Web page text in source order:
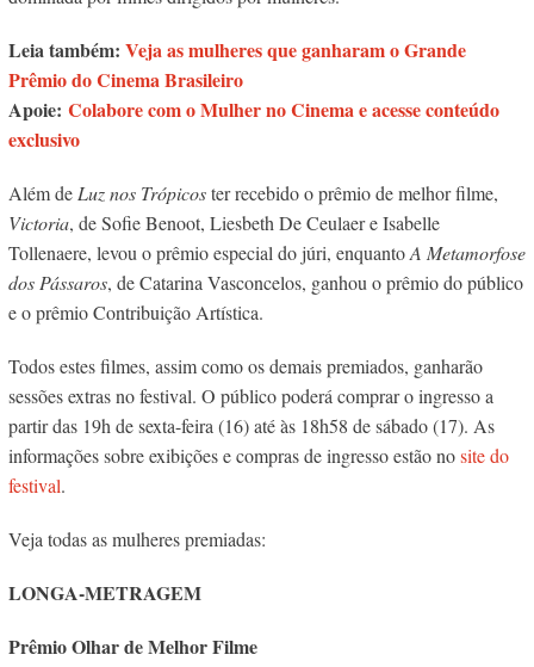
Leia também: Veja as mulheres que ganharam o Grande
Prêmio do Cinema Brasileiro
Apoie: Colabore com o Mulher no Cinema e acesse conteúdo
exclusivo
Além deLuz nos Trópicoster recebido o prêmio de melhor filme,
Victoria, de Sofie Benoot, Liesbeth De Ceulaer e Isabelle
Tollenaere, levou o prêmio especial do júri, enquantoA Metamorfose
dos Pássaros, de Catarina Vasconcelos, ganhou o prêmio do público
e o prêmio Contribuição Artística.
Todos estes filmes, assim como os demais premiados, ganharão
sessões extras no festival. O público poderá comprar o ingresso a
partir das 19h de sexta-feira (16) até às 18h58 de sábado (17). As
informações sobre exibições e compras de ingresso estão nosite do
festival.
Veja todas as mulheres premiadas:
LONGA-METRAGEM
Prêmio Olhar de Melhor Filme